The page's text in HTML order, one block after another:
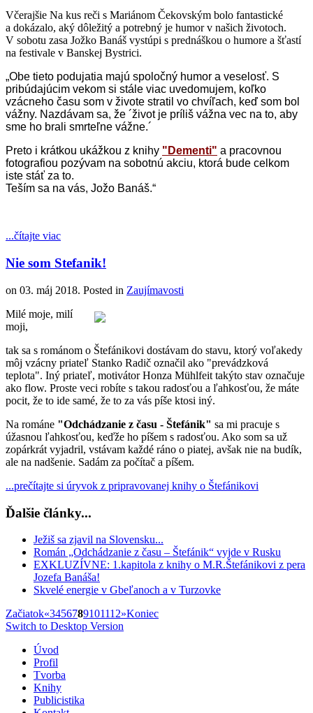
Včerajšie Na kus reči s Mariánom Čekovským bolo fantastické
a dokázalo, aký dôležitý a potrebný je humor v našich životoch.
V sobotu zasa Jožko Banáš vystúpi s prednáškou o humore a šťastí
na festivale v Banskej Bystrici.
„Obe tieto podujatia majú spoločný humor a veselosť. S
pribúdajúcim vekom si stále viac uvedomujem, koľko
vzácneho času som v živote stratil vo chvíľach, keď som bol
vážny. Nazdávam sa, že ´život je príliš vážna vec na to, aby
sme ho brali smrteľne vážne.´
Preto i krátkou ukážkou z knihy "Dementi" a pracovnou
fotografiou pozývam na sobotnú akciu, ktorá bude celkom
iste stáť za to.
Teším sa na vás, Jožo Banáš.“
...čítajte viac
Nie som Stefanik!
on 03. máj 2018. Posted in Zaujímavosti
Milé moje, milí
moji,
tak sa s románom o Štefánikovi dostávam do stavu, ktorý voľakedy
môj vzácny priateľ Stanko Radič označil ako "prevádzková
teplota". Iný priateľ, motivátor Honza Mühlfeit takýto stav označuje
ako flow. Proste veci robíte s takou radosťou a ľahkosťou, že máte
pocit, že to ide samé, že to za vás píše ktosi iný.
Na románe "Odchádzanie z času - Štefánik" sa mi pracuje s
úžasnou ľahkosťou, keďže ho píšem s radosťou. Ako som sa už
zopárkrát vyjadril, vstávam každé ráno o piatej, avšak nie na budík,
ale na nadšenie. Sadám za počítač a píšem.
...prečítajte si úryvok z pripravovanej knihy o Štefánikovi
Ďalšie články...
Ježiš sa zjavil na Slovensku...
Román „Odchádzanie z času – Štefánik“ vyjde v Rusku
EXKLUZÍVNE: 1.kapitola z knihy o M.R.Štefánikovi z pera
Jozefa Banáša!
Skvelé energie v Gbeľanoch a v Turzovke
Začiatok«3456789101112»Koniec
Switch to Desktop Version
Úvod
Profil
Tvorba
Knihy
Publicistika